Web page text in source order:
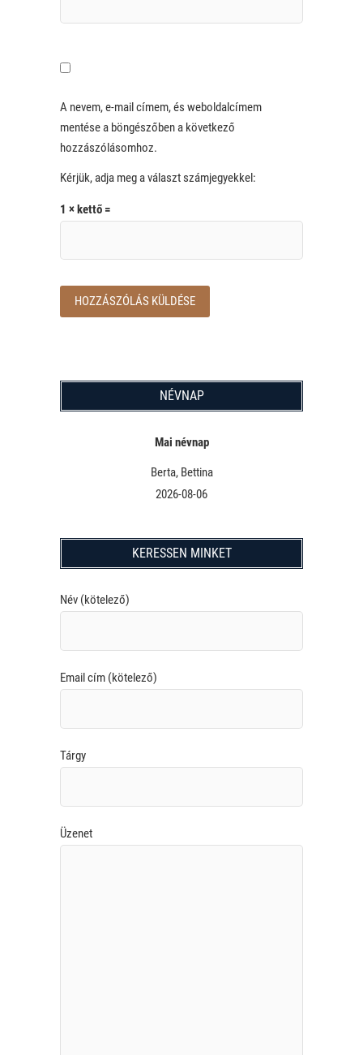
A nevem, e-mail címem, és weboldalcímem
mentése a böngészőben a következő
hozzászólásomhoz.
Kérjük, adja meg a választ számjegyekkel:
1 × kettő =
NÉVNAP
Mai névnap
Berta, Bettina
2026-08-06
KERESSEN MINKET
Név (kötelező)
Email cím (kötelező)
Tárgy
Üzenet